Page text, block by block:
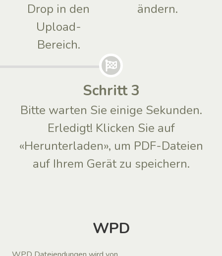
Drop in den
Upload-
Bereich.
ändern.
Schritt 3
Bitte warten Sie einige Sekunden.
Erledigt! Klicken Sie auf
«Herunterladen», um PDF-Dateien
auf Ihrem Gerät zu speichern.
WPD